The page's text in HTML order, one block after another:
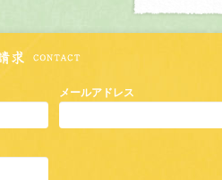
メールアドレス